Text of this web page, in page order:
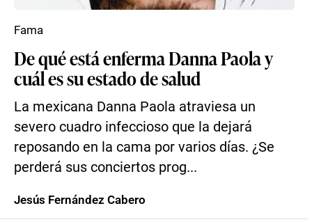
De qué está enferma Danna Paola y
cuál es su estado de salud
La mexicana Danna Paola atraviesa un
severo cuadro infeccioso que la dejará
reposando en la cama por varios días. ¿Se
perderá sus conciertos prog...
Fama
Jesús Fernández Cabero